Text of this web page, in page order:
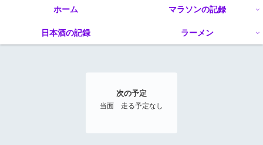
ホーム マラソンの記録
日本酒の記録 ラーメン
次の予定
当面 走る予定なし